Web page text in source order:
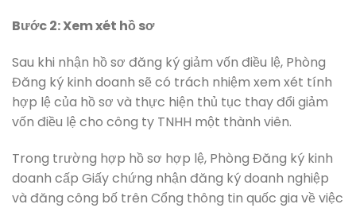
Bước 2: Xem xét hồ sơ
Sau khi nhận hồ sơ đăng ký giảm vốn điều lệ, Phòng
Đăng ký kinh doanh sẽ có trách nhiệm xem xét tính
hợp lệ của hồ sơ và thực hiện thủ tục thay đổi giảm
vốn điều lệ cho công ty TNHH một thành viên.
Trong trường hợp hồ sơ hợp lệ, Phòng Đăng ký kinh
doanh cấp Giấy chứng nhận đăng ký doanh nghiệp
và đăng công bố trên Cổng thông tin quốc gia về việc